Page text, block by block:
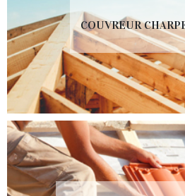
COUVREUR